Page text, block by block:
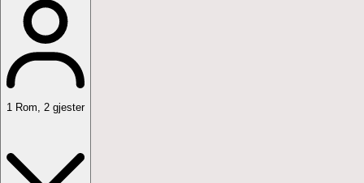
1 Rom, 2 gjester